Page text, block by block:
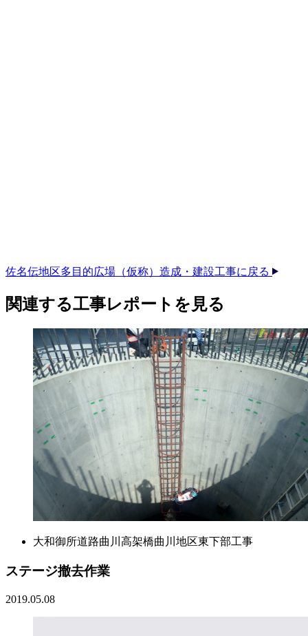
佐名伝地区多目的広場（仮称）造成・建設工事に戻る
関連する​工事レポートを​見る​
大和御所道路曲川高架橋曲川地区東下部工事
ステージ撤去作業
2019.05.08